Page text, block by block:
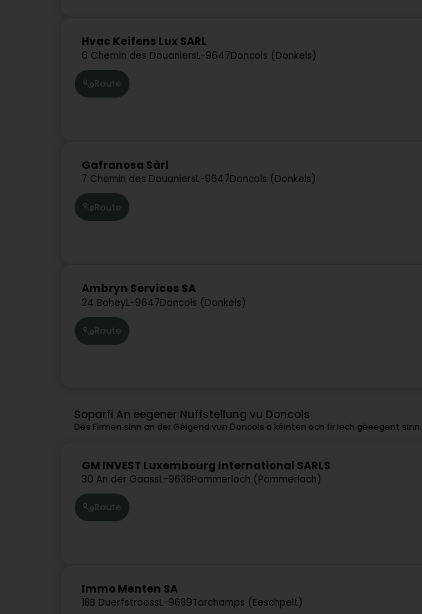
Hvac Keifens Lux SARL
6 Chemin des DouaniersL-9647Doncols (Donkels)
Route
Gafranosa Sàrl
7 Chemin des DouaniersL-9647Doncols (Donkels)
Route
Ambryn Services SA
24 BoheyL-9647Doncols (Donkels)
Route
Soparfi An eegener Nuffstellung vu Doncols
Dës Firmen sinn an der Géigend vun Doncols a kéinten och fir Iech gëeegent sinn.
GM INVEST Luxembourg International SARLS
30 An der GaassL-9638Pommerloch (Pommerlach)
Route
Immo Menten SA
18B DuerfstroossL-9689Tarchamps (Eeschpelt)